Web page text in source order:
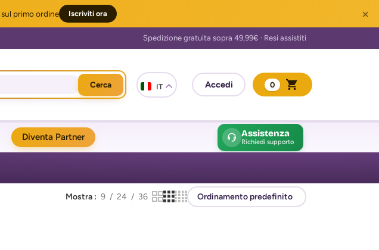
sul primo ordine Iscriviti ora ×
Cerca IT 0
Diventa Partner Assistenza
Richiedi supporto
Mostra 9 24 36